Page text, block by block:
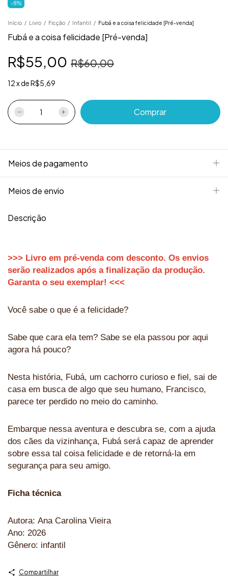
-8%
Início / Livro / Ficção / Infantil / Fubá e a coisa felicidade [Pré-venda]
Fubá e a coisa felicidade [Pré-venda]
R$55,00 R$60,00
12xdeR$5,69
Meios de pagamento
Meios de envio
Descrição
>>> Livro em pré-venda com desconto. Os envios
serão realizados após a finalização da produção.
Garanta o seu exemplar! <<<
Você sabe o que é a felicidade?
Sabe que cara ela tem? Sabe se ela passou por aqui
agora há pouco?
Nesta história, Fubá, um cachorro curioso e fiel, sai de
casa em busca de algo que seu humano, Francisco,
parece ter perdido no meio do caminho.
Embarque nessa aventura e descubra se, com a ajuda
dos cães da vizinhança, Fubá será capaz de aprender
sobre essa tal coisa felicidade e de retorná-la em
segurança para seu amigo.
Ficha técnica
Autora: Ana Carolina Vieira
Ano: 2026
Gênero: infantil
Compartilhar